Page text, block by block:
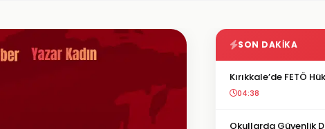
SON DAKIKA
Kırıkkale’de FETÖ
04:38
Okullarda Güvenlik